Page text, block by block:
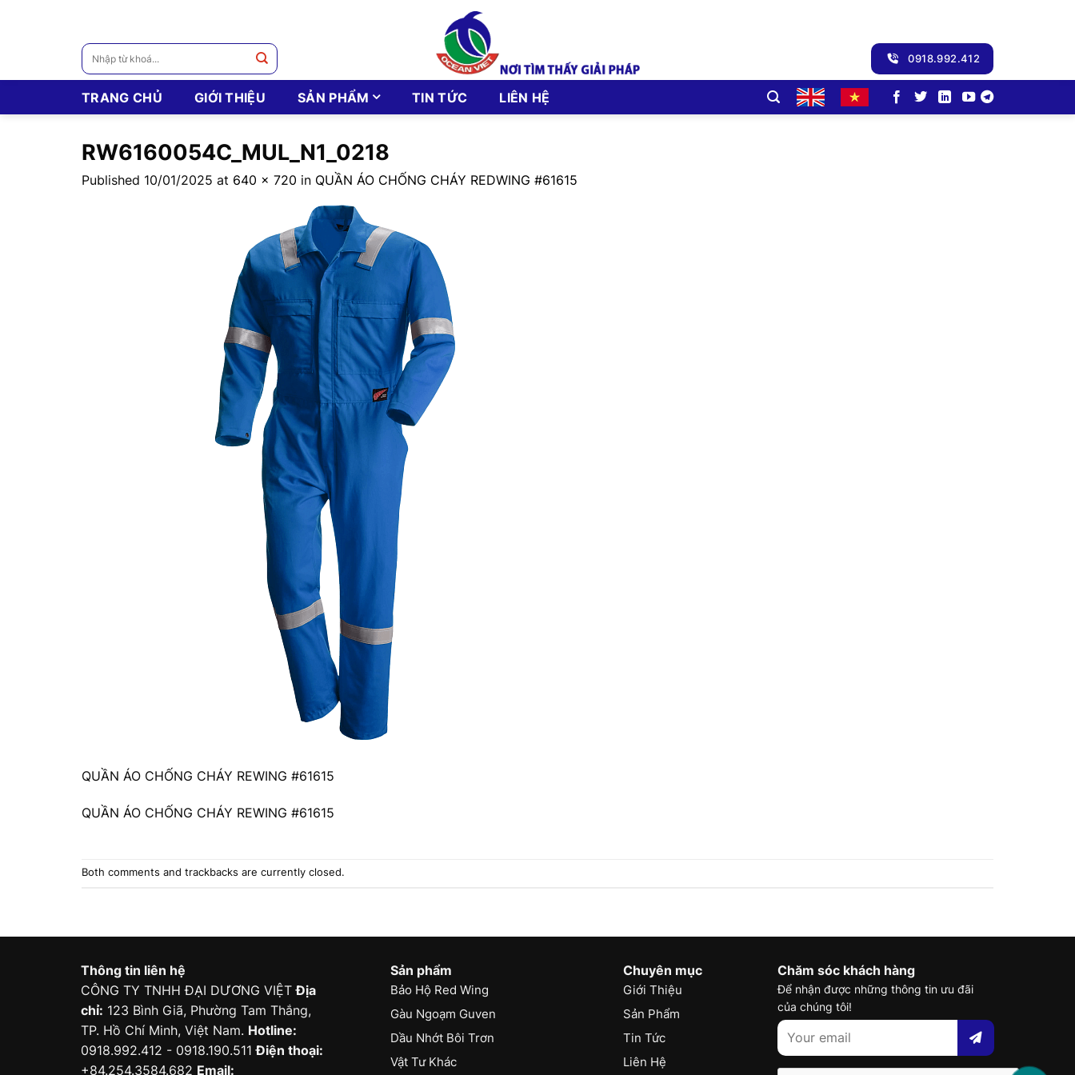
Tìm
kiếm:
0918.992.412
TRANG CHỦ GIỚI THIỆU SẢN PHẨM TIN TỨC LIÊN HỆ
RW6160054C_MUL_N1_0218
Published 10/01/2025 at 640 × 720 in QUẦN ÁO CHỐNG CHÁY REDWING #61615
QUẦN ÁO CHỐNG CHÁY REWING #61615
QUẦN ÁO CHỐNG CHÁY REWING #61615
Both comments and trackbacks are currently closed.
Thông tin liên hệ
CÔNG TY TNHH ĐẠI DƯƠNG VIỆTĐịa
chỉ: 123 Bình Giã, Phường Tam Thắng,
TP. Hồ Chí Minh, Việt Nam. Hotline:
0918.992.412 - 0918.190.511Điện thoại:
+84.254.3584.682 Email:
Sản phẩm
Bảo Hộ Red Wing
Gàu Ngoạm Guven
Dầu Nhớt Bôi Trơn
Vật Tư Khác
Chuyên mục
Giới Thiệu
Sản Phẩm
Tin Tức
Liên Hệ
Chăm sóc khách hàng
Để nhận được những thông tin ưu đãi
của chúng tôi!